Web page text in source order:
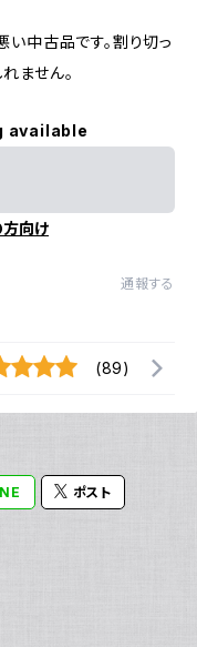
い中古品です。割り切っ
ません。
available
向け
通報する
(89)
ポスト